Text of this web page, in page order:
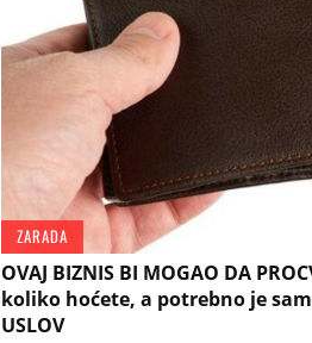
ZARADA
OVAJ BIZNIS BI MOGAO DA
koliko hoćete, a potrebno je
USLOV